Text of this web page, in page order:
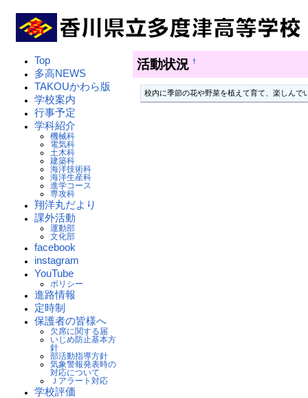
Top
多高NEWS
TAKOUかわら版
学校案内
行事予定
学科紹介
機械科
電気科
土木科
建築科
海洋技術科
海洋生産科
進学コース
専攻科
翔洋丸だより
課外活動
運動部
文化部
facebook
instagram
YouTube
ポリシー
進路情報
定時制
保護者の皆様へ
欠席に関する届
いじめ防止基本方
針
部活動指導方針
気象警報発表時の
対応について
Ｊアラート対応
学校評価
活動状況 †
校内に季節の花や野菜を植えて育て、楽しんで